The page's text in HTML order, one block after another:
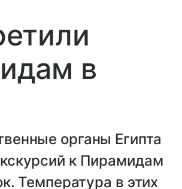
в
органы Египта
к Пирамидам
Температура в этих